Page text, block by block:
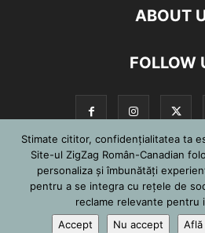
ABOUT
FOLLOW
©
Stimate cititor, confidențialitatea ta
Site-ul ZigZag Român-Canadian
personaliza și îmbunătăți
pentru a se integra cu reţele de
reclame relevante pentru
Accept
Nu accept